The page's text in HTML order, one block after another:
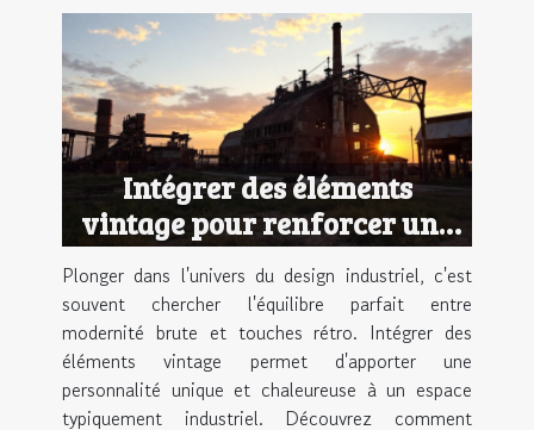
Intégrer des éléments
vintage pour renforcer une
ambiance industrielle
Plonger dans l'univers du design industriel, c'est
souvent chercher l'équilibre parfait entre
modernité brute et touches rétro. Intégrer des
éléments vintage permet d'apporter une
personnalité unique et chaleureuse à un espace
typiquement industriel. Découvrez comment